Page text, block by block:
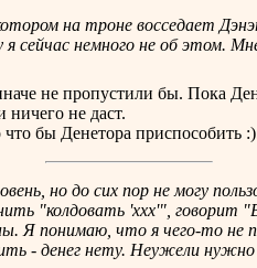
на троне восседает
сейчас немного не об этом.
не пропустили бы. Пока
ничего не даст.
бы Денетора приспособить
но до сих пор не могу
"колдовать 'ххх'", говорит
Я понимаю, что я чего-то не
- денег нету. Неужели